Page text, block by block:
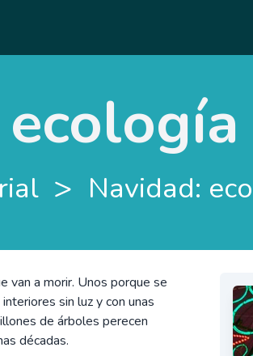
> Navidad:
van a morir. Unos porque se
sin luz y con unas
de árboles perecen
décadas.